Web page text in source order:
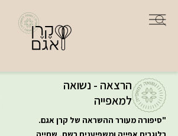
הרצאה - נשואה
למאפייה
"סיפורה מעורר ההשראה של קרן אגם.